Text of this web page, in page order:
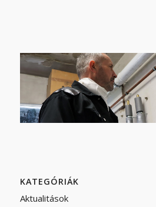
KATEGÓRIÁK
Aktualitások